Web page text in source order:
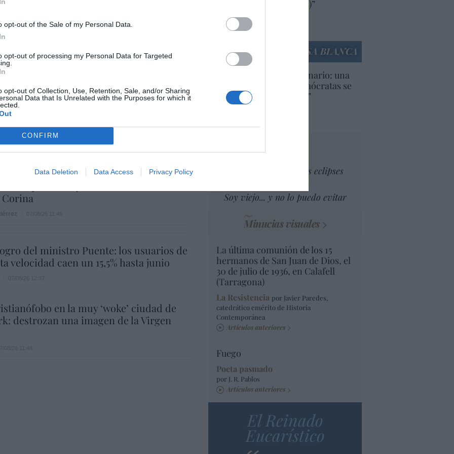
opt-out of the Sale of my Personal Data.
opt-out of processing my Personal Data for Targeted
opt-out of Collection, Use, Retention, Sale, and/or Sharing
Data that Is Unrelated with the Purposes for which it
CONFIRM
Data Deletion Data Access Privacy Policy
Discovery’ asume ya 600 millones en
su fusión con Paramount
07/08/26 15:10
británica easyJet pasará a manos del
posible: Apollo... pero no podrá hacerse
total
07/08/26 14:09
Comienza el diálogo entre chavismo y
del ministro Puente: los usuarios de
velocidad caen un 15,5% hasta junio
en la muy ‘woke’ ciudad de
destrozan una imagen de la Virgen
americanas (y europeas)”
por Ana Sánchez Arjona
Artículos anteriores
LA CASA BLANCA
EEUU. Inquietante escenario: una
tercera parte de los demócratas se
define como “socialista”
Dios es el señor de los eclipses
Soy viejo... y no lo puedo evitar
Minucias visuales
La última comunión de los 15
hermanos de San Juan de Dios, el
30 de julio de 1936, en Calafell
(Tarragona)
La Resistencia por Javier Paredes,
catedrático emérito de Historia
Contemporánea
Artículos anteriores
Fuego
Poeta pasmado
por J. R. Pablos
Artículos anteriores
El Reinado
Eucarístico